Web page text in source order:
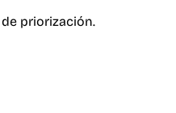
priorización.